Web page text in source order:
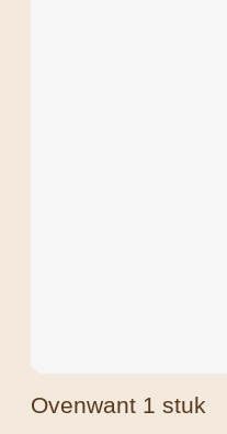
Ovenwant 1 stuk